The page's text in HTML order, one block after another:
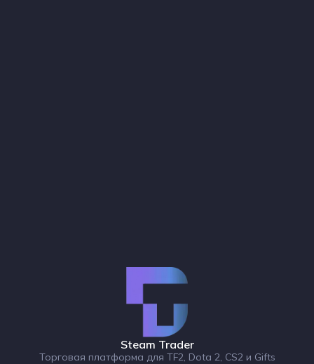
Steam Trader
Торговая платформа для TF2, Dota 2, CS2 и Gifts